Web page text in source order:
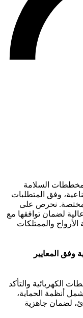
السلامة
وفق المتطلبات
نحرص على
لضمان توافقها مع
والممتلكات
وفق المعايير
والتأكد
أنظمة الحماية،
لضمان جاهزية